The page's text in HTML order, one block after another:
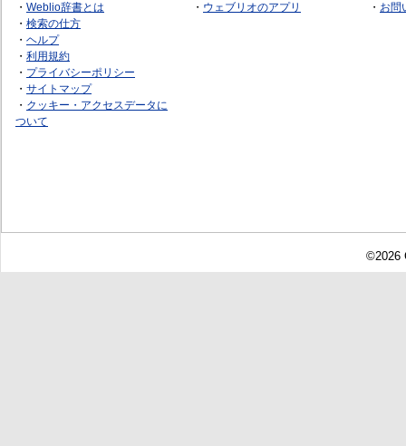
・ Weblio辞書とは
・ 検索の仕方
・ ヘルプ
・ 利用規約
・ プライバシーポリシー
・ サイトマップ
・ クッキー・アクセスデータに
ついて
・ ウェブリオのアプリ
・ お問
©2026